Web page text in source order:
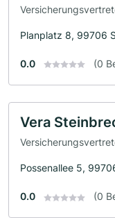
Planplatz 8, 99706
0.0 (0
Vera
Possenallee 5,
0.0 (0